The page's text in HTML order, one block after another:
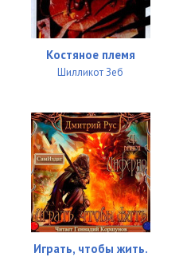
Костяное племя
Шилликот Зеб
Играть, чтобы жить.